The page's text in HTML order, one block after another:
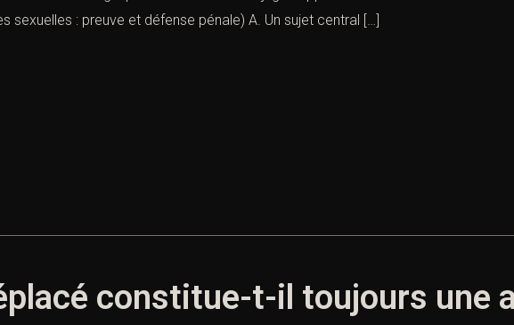
sexuelles : preuve et défense pénale) A. Un sujet central […]
constitue-t-il toujours une